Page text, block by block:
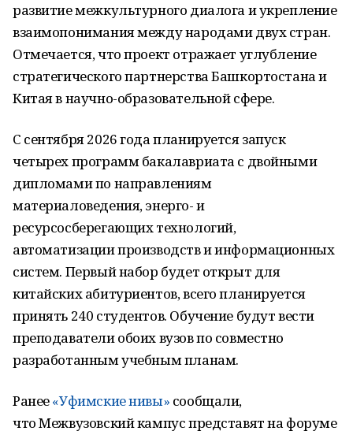
развитие межкультурного диалога и укрепление
взаимопонимания между народами двух стран.
Отмечается, что проект отражает углубление
стратегического партнерства Башкортостана и
Китая в научно-образовательной сфере.
С сентября 2026 года планируется запуск
четырех программ бакалавриата с двойными
дипломами по направлениям
материаловедения, энерго- и
ресурсосберегающих технологий,
автоматизации производств и информационных
систем. Первый набор будет открыт для
китайских абитуриентов, всего планируется
принять 240 студентов. Обучение будут вести
преподаватели обоих вузов по совместно
разработанным учебным планам.
Ранее«Уфимские нивы» сообщали,
что Межвузовский кампус представят на форуме